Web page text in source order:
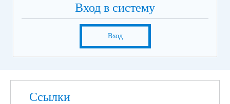
Вход в систему
Вход
Ссылки